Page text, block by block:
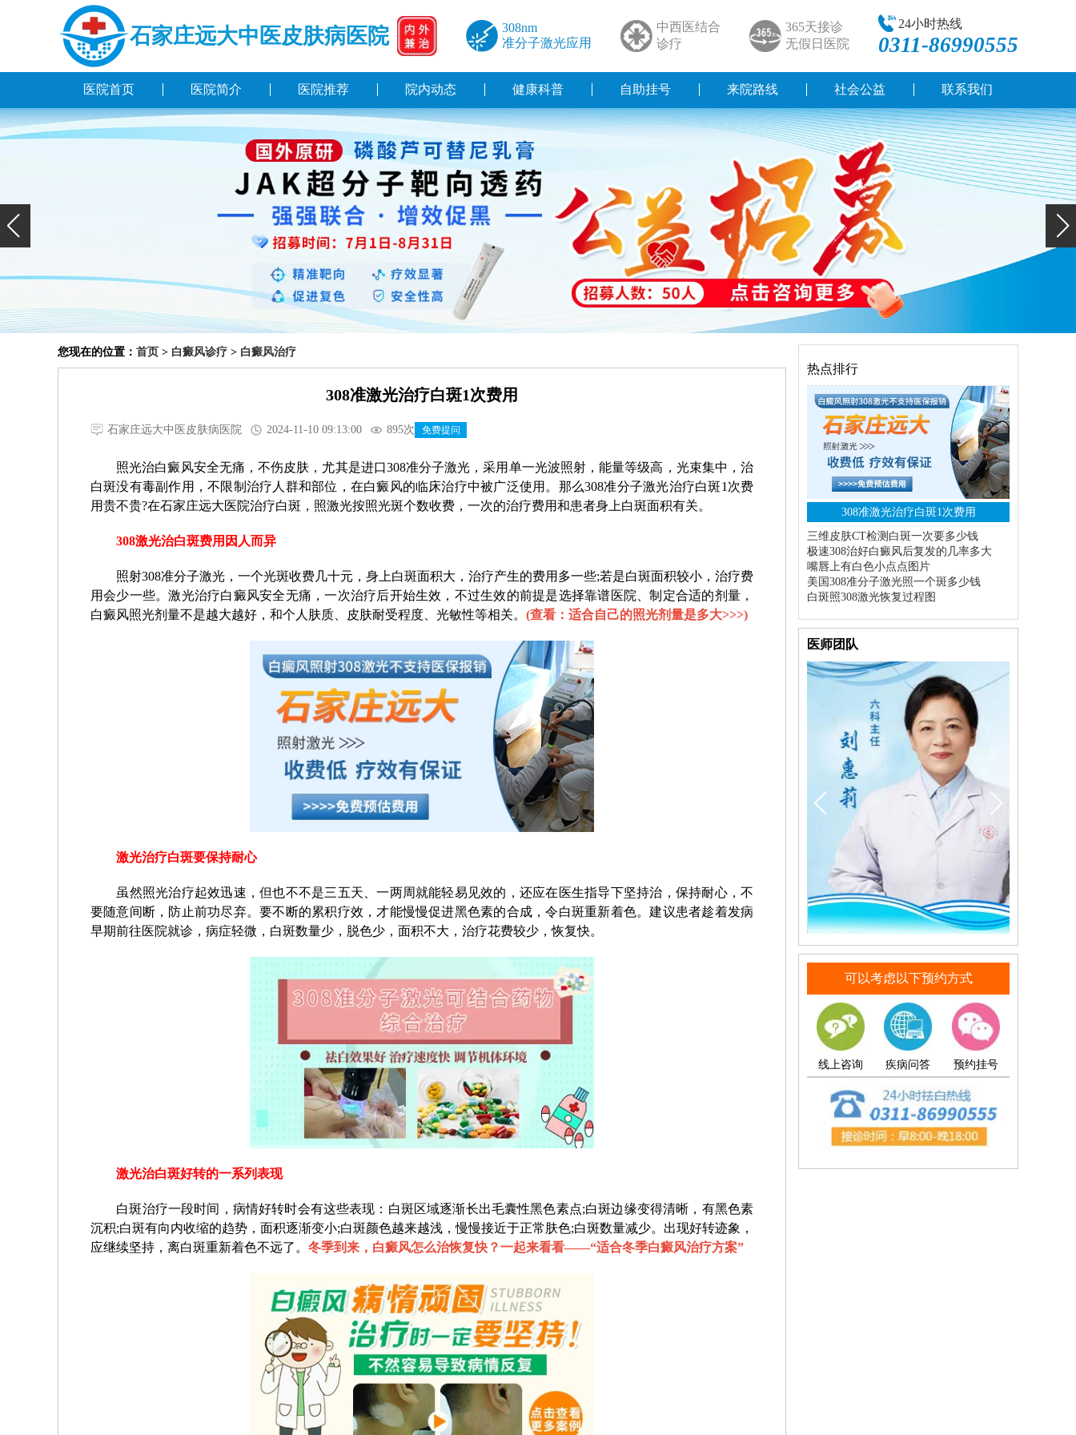
石家庄远大中医皮肤病医院
308nm
准分子激光应用
中西医结合
诊疗
365天接诊
无假日医院
24小时热线
0311-86990555
医院首页 医院简介 医院推荐 院内动态 健康科普 自助挂号 来院路线 社会公益 联系我们
您现在的位置： 首页 > 白癜风诊疗 > 白癜风治疗
308准激光治疗白斑1次费用
石家庄远大中医皮肤病医院 2024-11-10 09:13:00 895次 免费提问
照光治白癜风安全无痛，不伤皮肤，尤其是进口308准分子激光，采用单一光波照射，能量等级高，光束集中，治
白斑没有毒副作用，不限制治疗人群和部位，在白癜风的临床治疗中被广泛使用。那么308准分子激光治疗白斑1次费
用贵不贵?在石家庄远大医院治疗白斑，照激光按照光斑个数收费，一次的治疗费用和患者身上白斑面积有关。
308激光治白斑费用因人而异
照射308准分子激光，一个光斑收费几十元，身上白斑面积大，治疗产生的费用多一些;若是白斑面积较小，治疗费
用会少一些。激光治疗白癜风安全无痛，一次治疗后开始生效，不过生效的前提是选择靠谱医院、制定合适的剂量，
白癜风照光剂量不是越大越好，和个人肤质、皮肤耐受程度、光敏性等相关。 (查看：适合自己的照光剂量是多大>>>)
激光治疗白斑要保持耐心
虽然照光治疗起效迅速，但也不不是三五天、一两周就能轻易见效的，还应在医生指导下坚持治，保持耐心，不
要随意间断，防止前功尽弃。要不断的累积疗效，才能慢慢促进黑色素的合成，令白斑重新着色。建议患者趁着发病
早期前往医院就诊，病症轻微，白斑数量少，脱色少，面积不大，治疗花费较少，恢复快。
激光治白斑好转的一系列表现
白斑治疗一段时间，病情好转时会有这些表现：白斑区域逐渐长出毛囊性黑色素点;白斑边缘变得清晰，有黑色素
沉积;白斑有向内收缩的趋势，面积逐渐变小;白斑颜色越来越浅，慢慢接近于正常肤色;白斑数量减少。出现好转迹象，
应继续坚持，离白斑重新着色不远了。 冬季到来，白癜风怎么治恢复快？一起来看看——“适合冬季白癜风治疗方案”
热点排行
308准激光治疗白斑1次费用
三维皮肤CT检测白斑一次要多少钱
极速308治好白癜风后复发的几率多大
嘴唇上有白色小点点图片
美国308准分子激光照一个斑多少钱
白斑照308激光恢复过程图
医师团队
可以考虑以下预约方式
线上咨询 疾病问答 预约挂号